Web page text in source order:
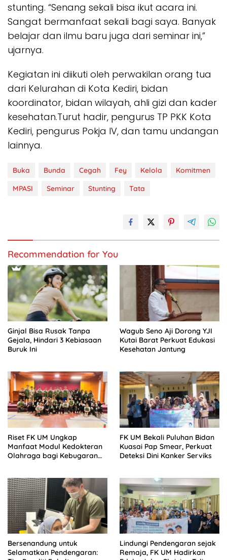
stunting. “Senang sekali bisa ikut acara ini.
Sangat bermanfaat sekali bagi saya. Banyak
belajar dan ilmu baru juga dari seminar ini,”
ujarnya.
Kegiatan ini diikuti oleh perwakilan orang tua
dari Kelurahan di Kota Kediri, bidan
koordinator, bidan wilayah, ahli gizi dan kader
kesehatan.Turut hadir, pengurus TP PKK Kota
Kediri, pengurus Pokja IV, dan tamu undangan
lainnya.
Buka Bunda Cegah Fey Kelola
Komitmen
MPASI
Seminar Stunting Tata
Recommendation for You
Ginjal Bisa Rusak Tanpa
Gejala, Hindari 3 Kebiasaan
Buruk Ini
Wagub Seno Aji Dorong YJI
Kutai Barat Perkuat Edukasi
Kesehatan Jantung
Riset FK UM Ungkap
Manfaat Modul Kedokteran
Olahraga bagi Kebugaran
FK UM Bekali Puluhan Bidan
Kuasai Pap Smear, Perkuat
Deteksi Dini Kanker Serviks
Bersenandung untuk
Selamatkan Pendengaran:
Lindungi Pendengaran sejak
Remaja, FK UM Hadirkan